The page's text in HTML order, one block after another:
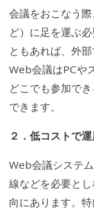
会議をおこなう
ど）に足を運ぶ
ともあれば、外
Web会議はPCや
どこでも参加で
できます。
２．低コストで
Web会議システム
線などを必要と
向にあります。特